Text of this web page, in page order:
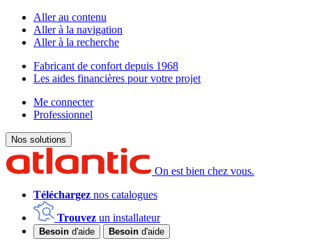
Aller au contenu
Aller à la navigation
Aller à la recherche
Fabricant de confort depuis 1968
Les aides financières pour votre projet
Me connecter
Professionnel
Nos solutions
On est bien chez vous.
Téléchargez nos catalogues
Trouvez un installateur
Besoin d'aide Besoin d'aide